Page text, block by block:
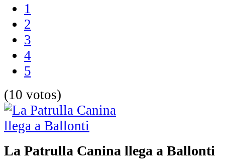
1
2
3
4
5
(10 votos)
La Patrulla Canina llega a Ballonti